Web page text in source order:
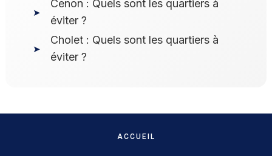
Cenon : Quels sont les quartiers à
éviter ?
Cholet : Quels sont les quartiers à
éviter ?
ACCUEIL